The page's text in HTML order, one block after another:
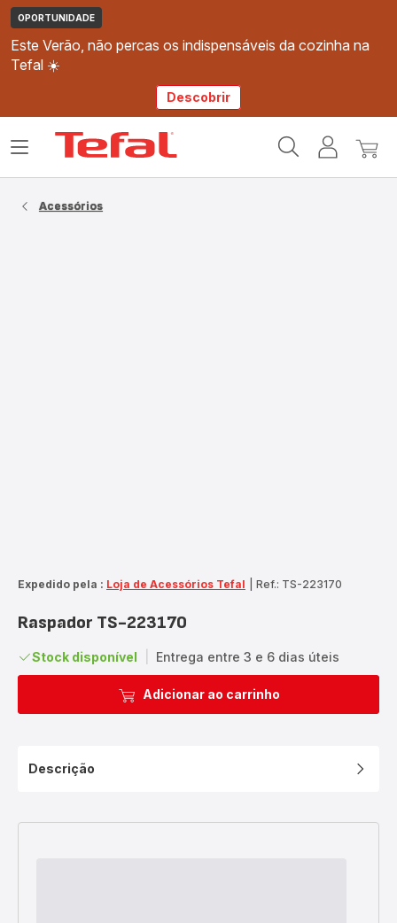
OPORTUNIDADE
Este Verão, não percas os indispensáveis da cozinha na
Tefal ☀️
Descobrir
Tefal
O
Abrir
Acessórios
Expedido pela : Loja de Acessórios Tefal Ref.: TS-223170
Raspador TS-223170
Stock disponível Entrega entre 3 e 6 dias úteis
Adicionar ao carrinho
Descrição